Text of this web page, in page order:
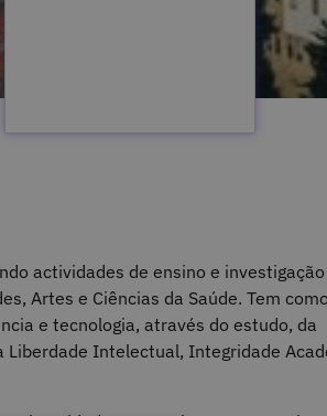
actividades de ensino e
Artes e Ciências da Saúde. Tem como
e tecnologia, através do estudo, da
Liberdade Intelectual, Integridade